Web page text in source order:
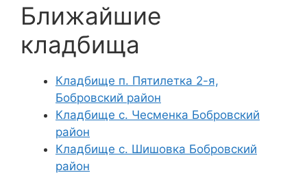
Ближайшие
кладбища
Кладбище п. Пятилетка 2-я,
Бобровский район
Кладбище с. Чесменка Бобровский
район
Кладбище с. Шишовка Бобровский
район